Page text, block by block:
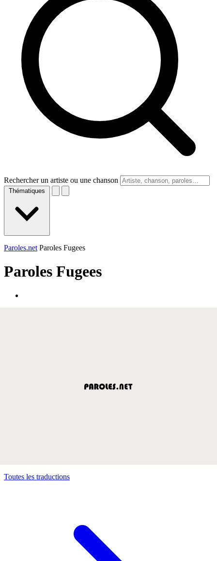
Rechercher un artiste ou une chanson
Thématiques
Paroles.net Paroles Fugees
Paroles Fugees
Toutes les traductions